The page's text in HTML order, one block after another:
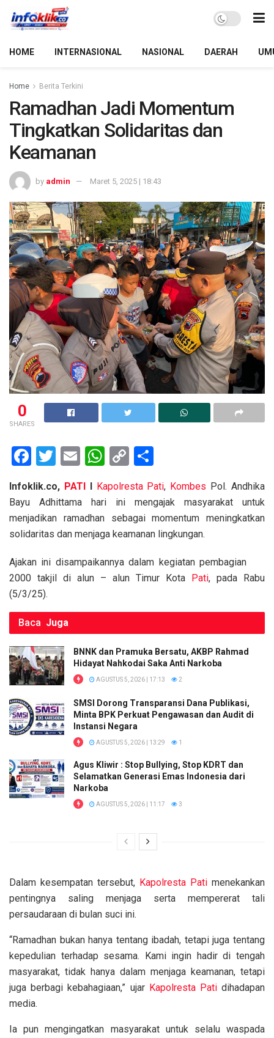
HOME INTERNASIONAL NASIONAL DAERAH
Home Berita Terkini
Ramadhan Jadi Momentum
Tingkatkan Solidaritas dan
Keamanan
by admin Maret 5, 2025 | 18:43
0
SHARES
F
ce
b
o
k
T
tt
er
E
ail
W
at
s
A
p
C
py
Li
n
k
ar
e
Infoklik.co, PATII Kapolresta Pati, Kombes Pol. Andhika
Bayu Adhittama hari ini mengajak masyarakat untuk
menjadikan ramadhan sebagai momentum meningkatkan
solidaritas dan menjaga keamanan lingkungan.
Ajakan ini disampaikannya dalam kegiatan pembagian
2000 takjil di alun – alun Timur Kota Pati, pada Rabu
(5/3/25).
Baca Juga
BNNK dan Pramuka Bersatu, AKBP Rahmad
Hidayat Nahkodai Saka Anti Narkoba
AGUSTUS 5, 2026 | 17:13 2
SMSI Dorong Transparansi Dana Publikasi,
Minta BPK Perkuat Pengawasan dan Audit di
Instansi Negara
AGUSTUS 5, 2026 | 13:29 1
Agus Kliwir : Stop Bullying, Stop KDRT dan
Selamatkan Generasi Emas Indonesia dari
Narkoba
AGUSTUS 5, 2026 | 11:17 3
Dalam kesempatan tersebut, Kapolresta Pati menekankan
pentingnya saling menjaga serta mempererat tali
persaudaraan di bulan suci ini.
“Ramadhan bukan hanya tentang ibadah, tetapi juga tentang
kepedulian terhadap sesama. Kami ingin hadir di tengah
masyarakat, tidak hanya dalam menjaga keamanan, tetapi
juga berbagi kebahagiaan,” ujar Kapolresta Patidihadapan
media.
Ia pun mengingatkan masyarakat untuk selalu waspada